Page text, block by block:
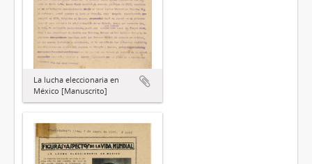
La lucha eleccionaria en
México [Manuscrito]